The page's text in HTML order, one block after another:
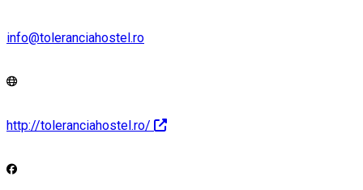
info@toleranciahostel.ro
http://toleranciahostel.ro/